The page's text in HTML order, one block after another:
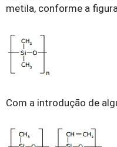
metila, conforme a
Com a introdução de